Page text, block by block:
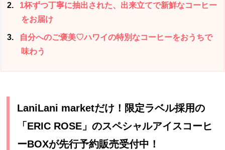
2
1杯ずつ丁寧に抽出された、出来立てで新鮮なコーヒー
をお届け
3
自分へのご褒美♡ハワイの特別なコーヒーをおうちで
味わう
LaniLani marketだけ！限定ラベル採用の
「 ERIC ROSE 」のスペシャルアイスコーヒ
ーBOXが先行予約販売受付中！